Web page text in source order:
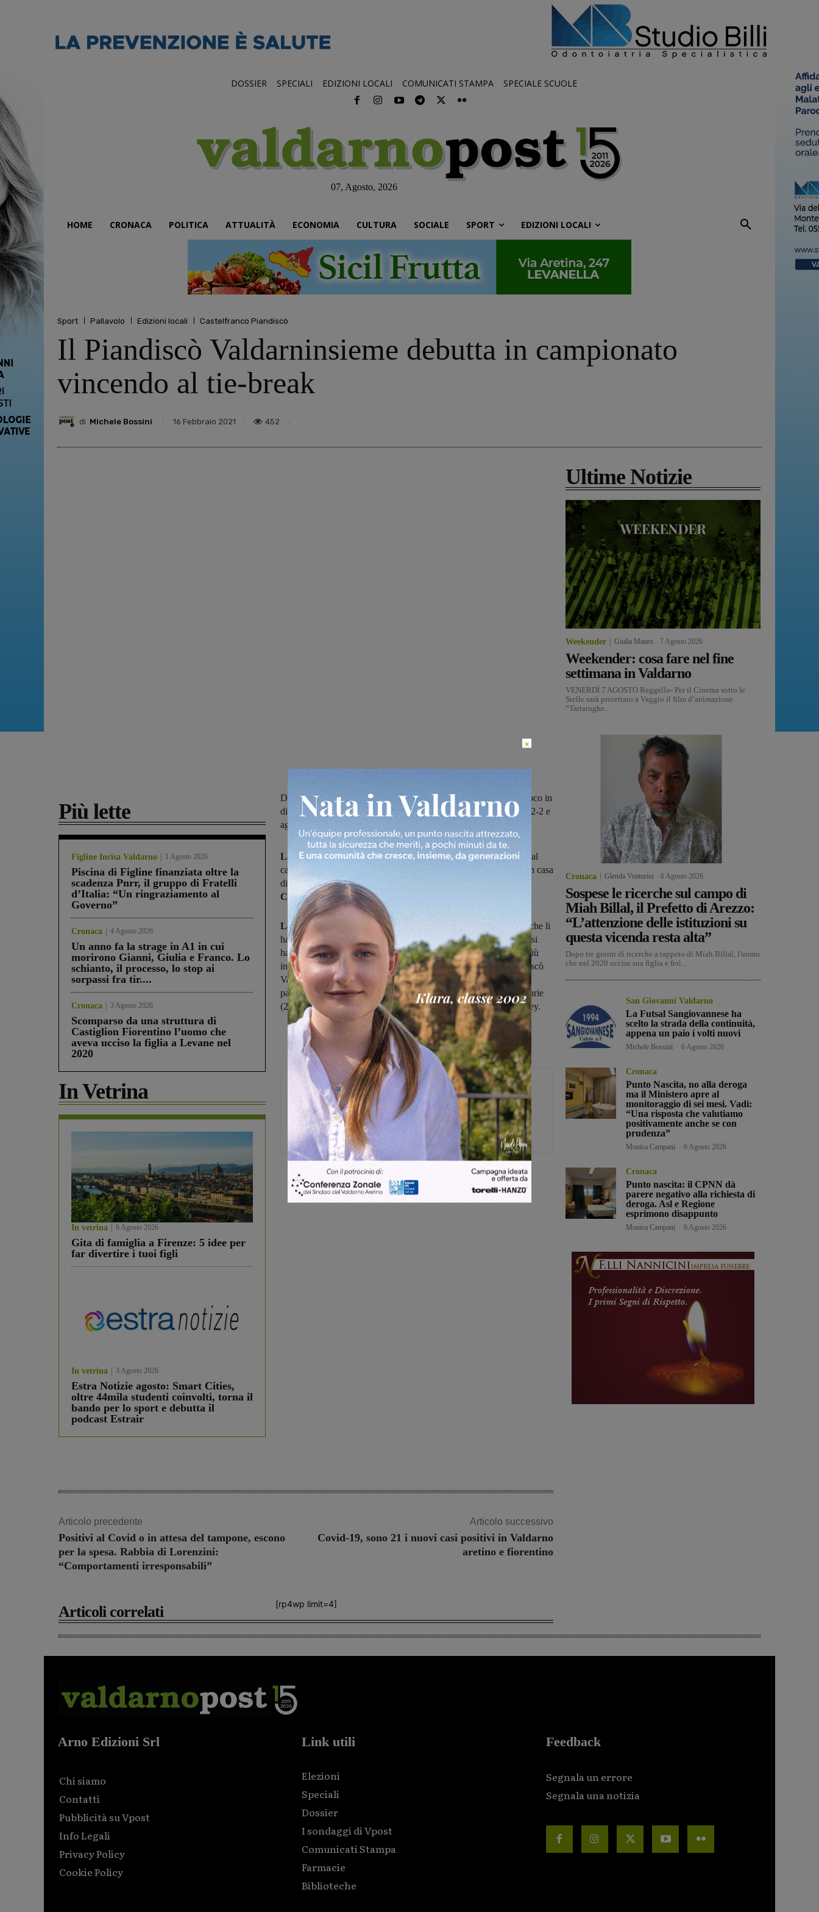
DOSSIER SPECIALI EDIZIONI LOCALI COMUNICATI STAMPA SPECIALE SCUOLE
07, Agosto, 2026
HOME CRONACA POLITICA ATTUALITÀ ECONOMIA CULTURA SOCIALE SPORT EDIZIONI LOCALI
Sport Pallavolo Edizioni locali Castelfranco Piandiscò
Il Piandiscò Valdarninsieme debutta in campionato
vincendo al tie-break
di Michele Bossini 16 Febbraio 2021 452
Più lette
Figline Incisa Valdarno 1 Agosto 2026
Piscina di Figline finanziata oltre la
scadenza Pnrr, il gruppo di Fratelli
d’Italia: “Un ringraziamento al
Governo”
Cronaca 4 Agosto 2026
Un anno fa la strage in A1 in cui
morirono Gianni, Giulia e Franco. Lo
schianto, il processo, lo stop ai
sorpassi fra tir....
Cronaca 3 Agosto 2026
Scomparso da una struttura di
Castiglion Fiorentino l’uomo che
aveva ucciso la figlia a Levane nel
2020
In Vetrina
In vetrina 6 Agosto 2026
Gita di famiglia a Firenze: 5 idee per
far divertire i tuoi figli
In vetrina 3 Agosto 2026
Estra Notizie agosto: Smart Cities,
oltre 44mila studenti coinvolti, torna il
bando per lo sport e debutta il
podcast Estrair
Dopo avere perso i primi due set, le valdarnesi hanno sbagliato poco in
difesa e iniziato ad attaccare in maniera pià incisiva, pareggiando 2-2 e
aggiudicandosi agevolmente ii tie-break
La stagione per il Piandiscò Valdarninsieme,che prende parte al
campionato di serie C, ha preso avvio con la vittoria al tie-break in casa
di un avversario che si è dimostrato piuttosto coriaceo come il
Chianti Volley.
La gara ha visto prevalerenei primi due set la squadra di casa, che li
ha conquistati per 25-23 e 26-24. Nel terzo parzialele valdarnesi
hanno sbagliato poco in difesa e iniziato ad attaccare in maniera più
incisiva e, vincendolo 19-25, hannoriaperto la partita. Il Piandiscò
Valdarninsieme ha poi conquistato 13-25 il quarto set per poi
passeggiare neltie-break,
concedendo solo due punti alle avversarie
(2-15), Domenica prossima partita contro le senesi del Giotti Volley.
Michele Bossini
Share
Articolo precedente
Positivi al Covid o in attesa del tampone, escono
per la spesa. Rabbia di Lorenzini:
“Comportamenti irresponsabili”
Articolo successivo
Covid-19, sono 21 i nuovi casi positivi in Valdarno
aretino e fiorentino
[rp4wp limit=4]
Articoli correlati
Ultime Notizie
Weekender Giulia Mauro 7 Agosto 2026
Weekender: cosa fare nel fine
settimana in Valdarno
VENERDÌ 7 AGOSTO Reggello- Per il Cinema sotto le
Stelle sarà proiettato a Vaggio il film d’animazione
“Tartarughe...
Cronaca Glenda Venturini 6 Agosto 2026
Sospese le ricerche sul campo di
Miah Billal, il Prefetto di Arezzo:
“L’attenzione delle istituzioni su
questa vicenda resta alta”
Dopo tre giorni di ricerche a tappeto di Miah Billal, l'uomo
che nel 2020 uccise sua figlia e ferì...
San Giovanni Valdarno
La Futsal Sangiovannese ha
scelto la strada della continuità,
appena un paio i volti nuovi
Michele Bossini 6 Agosto 2026
Cronaca
Punto Nascita, no alla deroga
ma il Ministero apre al
monitoraggio di sei mesi. Vadi:
“Una risposta che valutiamo
positivamente anche se con
prudenza”
Monica Campani 6 Agosto 2026
Cronaca
Punto nascita: il CPNN dà
parere negativo alla richiesta di
deroga. Asl e Regione
esprimono disappunto
Monica Campani 6 Agosto 2026
Arno Edizioni Srl
Chi siamo
Contatti
Pubblicità su Vpost
Info Legali
Privacy Policy
Cookie Policy
Link utili
Elezioni
Speciali
Dossier
I sondaggi di Vpost
Comunicati Stampa
Farmacie
Biblioteche
Feedback
Segnala un errore
Segnala una notizia
×